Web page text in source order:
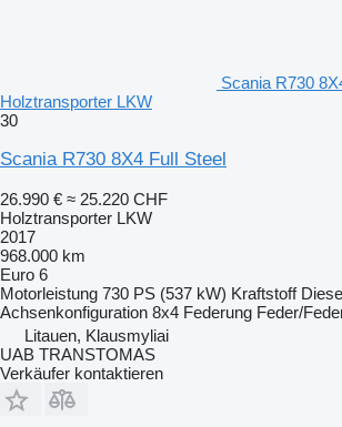
Scania R730
Holztransporter LKW
30
Scania R730 8X4 Full Steel
26.990 € ≈ 25.220 CHF
Holztransporter LKW
2017
968.000 km
Euro 6
Motorleistung 730 PS (537 kW) Kraftstoff
Achsenkonfiguration 8x4 Federung Feder/
Litauen, Klausmyliai
UAB TRANSTOMAS
Verkäufer kontaktieren